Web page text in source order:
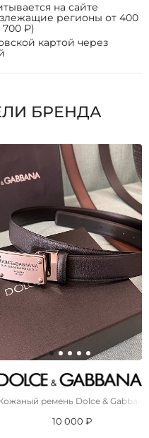
на сайте
регионы от 400
₽)
картой через
БРЕНДА
Gabbanaремень Dolce &
10 000 ₽